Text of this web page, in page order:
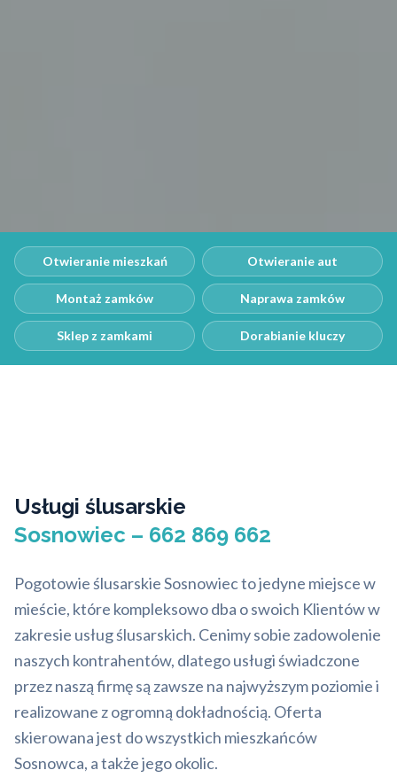
Otwieranie mieszkań Otwieranie aut
Montaż zamków Naprawa zamków
Sklep z zamkami Dorabianie kluczy
Usługi ślusarskie
Sosnowiec – 662 869 662
Pogotowie ślusarskie Sosnowiec to jedyne miejsce w
mieście, które kompleksowo dba o swoich Klientów w
zakresie usług ślusarskich. Cenimy sobie zadowolenie
naszych kontrahentów, dlatego usługi świadczone
przez naszą firmę są zawsze na najwyższym poziomie i
realizowane z ogromną dokładnością. Oferta
skierowana jest do wszystkich mieszkańców
Sosnowca, a także jego okolic.